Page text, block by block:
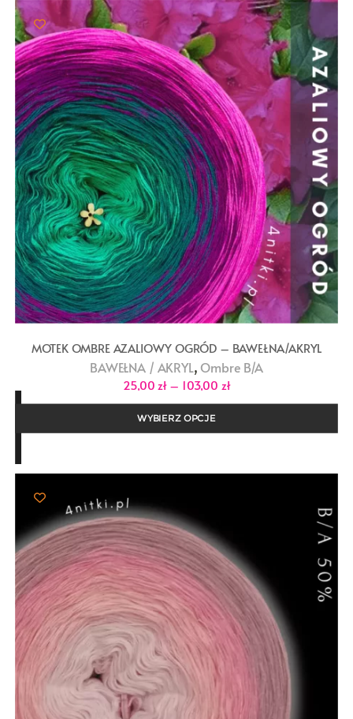
MOTEK OMBRE AZALIOWY OGRÓD – BAWEŁNA/AKRYL
BAWEŁNA / AKRYL, Ombre B/A
25,00 zł – 103,00 złZakres
cen:
od
do
WYBIERZ OPCJE